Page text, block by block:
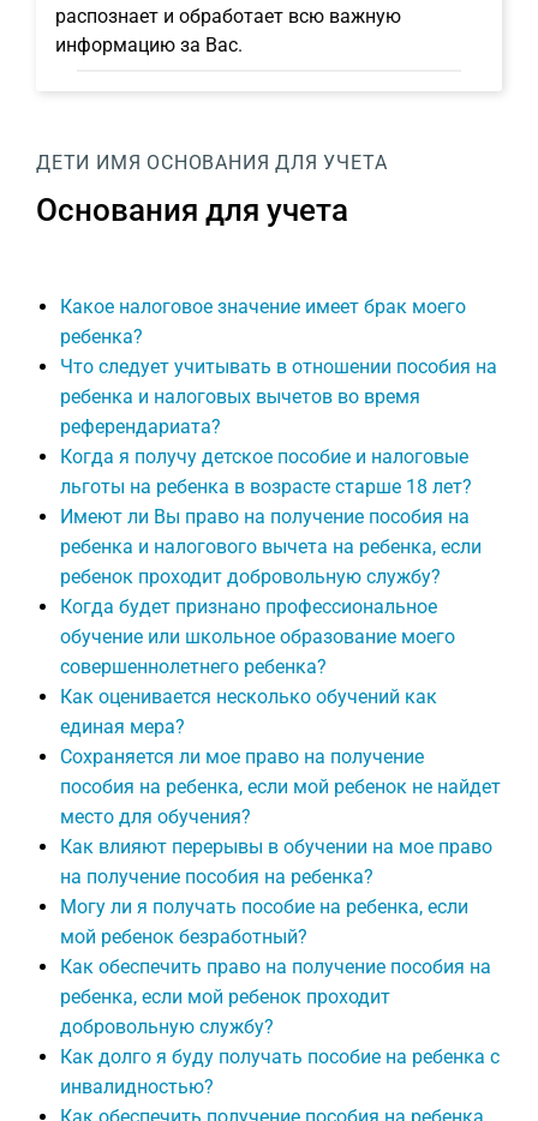
распознает и обработает всю важную
информацию за Вас.
ДЕТИ ИМЯ ОСНОВАНИЯ ДЛЯ УЧЕТА
Основания для учета
Какое налоговое значение имеет брак моего
ребенка?
Что следует учитывать в отношении пособия на
ребенка и налоговых вычетов во время
референдариата?
Когда я получу детское пособие и налоговые
льготы на ребенка в возрасте старше 18 лет?
Имеют ли Вы право на получение пособия на
ребенка и налогового вычета на ребенка, если
ребенок проходит добровольную службу?
Когда будет признано профессиональное
обучение или школьное образование моего
совершеннолетнего ребенка?
Как оценивается несколько обучений как
единая мера?
Сохраняется ли мое право на получение
пособия на ребенка, если мой ребенок не найдет
место для обучения?
Как влияют перерывы в обучении на мое право
на получение пособия на ребенка?
Могу ли я получать пособие на ребенка, если
мой ребенок безработный?
Как обеспечить право на получение пособия на
ребенка, если мой ребенок проходит
добровольную службу?
Как долго я буду получать пособие на ребенка с
инвалидностью?